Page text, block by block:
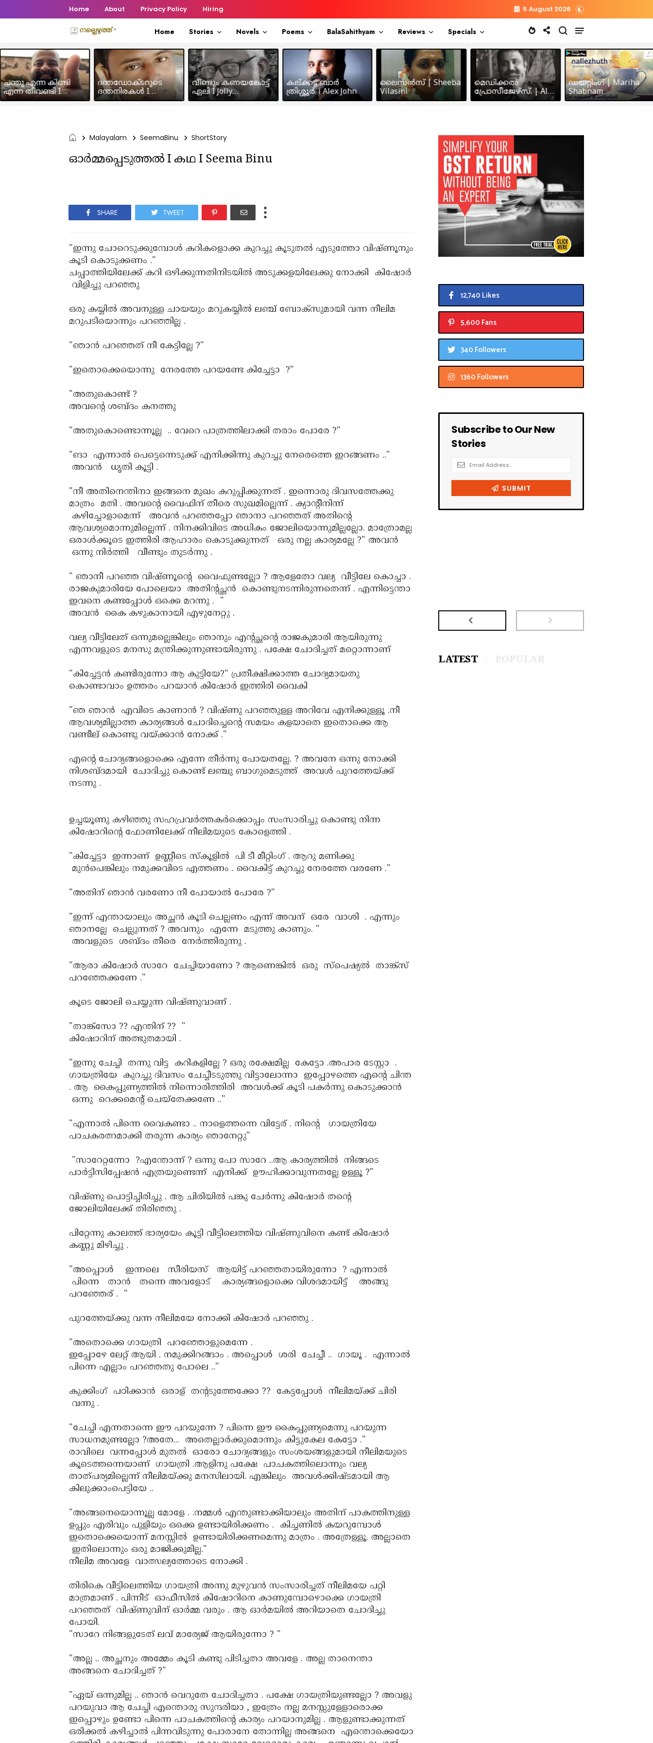
Home About Privacy Policy Hiring 5 August 2026
Home Stories Novels Poems BalaSahithyam Reviews Specials
ചന്തു എന്ന കിണ്ടി
എന്ന തീവണ്ടി I
Humour Story I Rajeev
ദന്തഡോക്ടറുടെ
ദന്തനിരകൾ I
Humour I Hussain MK
വീണ്ടും കണയങ്കോട്ട്
ഏലി I Jolly
Chakramakkil
കല്ക്കട്ട ബാർ
ത്രിശ്ശൂർ. i Alex John
ലൈസൻസ് | Sheeba
Vilasini
മെഡിക്കൽ
പ്രോസീജേഴ്സ്‌. | Alex
John
ഡയറ്റിംഗ് | Mariha
Shabnam
Malayalam SeemaBinu ShortStory
ഓർമ്മപ്പെടുത്തൽ I കഥ I Seema Binu
SHARE TWEET
"ഇന്നു ചോറെടുക്കുമ്പോൾ കറികളൊക്ക കുറച്ചു കൂടുതൽ എടുത്തോ വിഷ്ണൂനും
കൂടി കൊടുക്കണം ."
ചപ്പാത്തിയിലേക്ക് കറി ഒഴിക്കുന്നതിനിടയിൽ അടുക്കളയിലേക്കു നോക്കി കിഷോർ
വിളിച്ചു പറഞ്ഞു
ഒരു കയ്യിൽ അവനുള്ള ചായയും മറുകയ്യിൽ ലഞ്ച് ബോക്സുമായി വന്ന നീലിമ
മറുപടിയൊന്നും പറഞ്ഞില്ല .
"ഞാൻ പറഞ്ഞത് നീ കേട്ടില്ലേ ?"
"ഇതൊക്കെയൊന്നു നേരത്തേ പറയണ്ടേ കിച്ചേട്ടാ ?"
"അതുകൊണ്ട്‌ ?
അവന്റെ ശബ്ദം കനത്തു
"അതുകൊണ്ടൊന്നൂല്ല .. വേറെ പാത്രത്തിലാക്കി തരാം പോരേ ?"
"ങാ എന്നാൽ പെട്ടെന്നെടുക്ക് എനിക്കിന്നു കുറച്ചു നേരെത്തെ ഇറങ്ങണം .."
അവൻ ധൃതി കൂട്ടി .
"നീ അതിനെന്തിനാ ഇങ്ങനെ മുഖം കറുപ്പിക്കുന്നത് . ഇന്നൊരു ദിവസത്തേക്കു
മാത്രം മതി . അവന്റെ വൈഫിന് തീരെ സുഖമില്ലെന്ന് . ക്യാന്റീനിന്ന്
കഴിച്ചോളാമെന്ന് അവൻ പറഞ്ഞപ്പോ ഞാനാ പറഞ്ഞത് അതിന്റെ
ആവശ്യമൊന്നുമില്ലെന്ന് . നിനക്കിവിടെ അധികം ജോലിയൊന്നുമില്ലല്ലോ. മാത്രോമല്ല
ഒരാൾക്കൂടെ ഇത്തിരി ആഹാരം കൊടുക്കുന്നത് ഒരു നല്ല കാര്യമല്ലേ ?" അവൻ
ഒന്നു നിർത്തി വീണ്ടും തുടർന്നു .
" ഞാനീ പറഞ്ഞ വിഷ്ണൂന്റെ വൈഫുണ്ടല്ലോ ? ആളേതോ വല്യ വീട്ടിലേ കൊച്ചാ .
രാജകുമാരിയേ പോലെയാ അതിന്റച്ഛൻ കൊണ്ടുനടന്നിരുന്നതെന്ന് . എന്നിട്ടെന്താ
ഇവനെ കണ്ടപ്പോൾ ഒക്കെ മറന്നു . "
അവൻ കൈ കഴുകാനായി എഴുനേറ്റു .
വല്യ വീട്ടിലേത് ഒന്നുമല്ലെങ്കിലും ഞാനും എന്റച്ഛന്റെ രാജകുമാരി ആയിരുന്നു
എന്നവളുടെ മനസു മന്ത്രിക്കുന്നുണ്ടായിരുന്നു . പക്ഷേ ചോദിച്ചത് മറ്റൊന്നാണ്
"കിച്ചേട്ടൻ കണ്ടിരുന്നോ ആ കുട്ടിയേ?" പ്രതീക്ഷിക്കാത്ത ചോദ്യമായതു
കൊണ്ടാവാം ഉത്തരം പറയാൻ കിഷോർ ഇത്തിരി വൈകി
"ഞ ഞാൻ എവിടെ കാണാൻ ? വിഷ്ണു പറഞ്ഞുള്ള അറിവേ എനിക്കുള്ളൂ .നീ
ആവശ്യമില്ലാത്ത കാര്യങ്ങൾ ചോദിച്ചെന്റെ സമയം കളയാതെ ഇതൊക്കെ ആ
വണ്ടീല് കൊണ്ടു വയ്ക്കാൻ നോക്ക് ."
എന്റെ ചോദ്യങ്ങളൊക്കെ എന്നേ തീർന്നു പോയതല്ലേ. ? അവനേ ഒന്നു നോക്കി
നിശബ്ദമായി ചോദിച്ചു കൊണ്ട് ലഞ്ചു ബാഗുമെടുത്ത്‌ അവൾ പുറത്തേയ്ക്ക്
നടന്നു .
ഉച്ചയൂണു കഴിഞ്ഞു സഹപ്രവർത്തകർക്കൊപ്പം സംസാരിച്ചു കൊണ്ടു നിന്ന
കിഷോറിന്റെ ഫോണിലേക്ക് നീലിമയുടെ കോളെത്തി .
"കിച്ചേട്ടാ ഇന്നാണ് ഉണ്ണീടെ സ്കൂളിൽ പി ടീ മീറ്റിംഗ് . ആറു മണിക്കു
മുൻപെങ്കിലും നമുക്കവിടെ എത്തണം . വൈകിട്ട് കുറച്ചു നേരത്തേ വരണേ ."
"അതിന് ഞാൻ വരണോ നീ പോയാൽ പോരേ ?"
"ഇന്ന് എന്തായാലും അച്ഛൻ കൂടി ചെല്ലണം എന്ന് അവന് ഒരേ വാശി . എന്നും
ഞാനല്ലേ ചെല്ലുന്നത് ? അവനും എന്നേ മടുത്തു കാണും. "
അവളുടെ ശബ്ദം തീരെ നേർത്തിരുന്നു .
"ആരാ കിഷോർ സാറേ ചേച്ചിയാണോ ? ആണെങ്കിൽ ഒരു സ്പെഷ്യൽ താങ്ക്സ്
പറഞ്ഞേക്കണേ ."
കൂടെ ജോലി ചെയ്യുന്ന വിഷ്ണുവാണ് .
"താങ്ക്‌സോ ?? എന്തിന് ?? "
കിഷോറിന് അത്ഭുതമായി .
"ഇന്നു ചേച്ചി തന്നു വിട്ട കറികളില്ലേ ? ഒരു രക്ഷേമില്ല കേട്ടോ .അപാര ടേസ്റ്റാ .
ഗായത്രിയേ കുറച്ചു ദിവസം ചേച്ചീടടുത്തു വിട്ടാലോന്നാ ഇപ്പോഴത്തെ എന്റെ ചിന്ത
. ആ കൈപ്പുണ്യത്തിൽ നിന്നൊരിത്തിരി അവൾക്ക് കൂടി പകർന്നു കൊടുക്കാൻ
ഒന്നു റെക്കമെന്റ് ചെയ്തേക്കണേ .."
"എന്നാൽ പിന്നെ വൈകണ്ടാ .. നാളെത്തന്നെ വിട്ടേര് . നിന്റെ ഗായത്രിയേ
പാചകരത്നമാക്കി തരുന്ന കാര്യം ഞാനേറ്റു"
"സാറേറ്റന്നോ ?എന്തോന്ന് ? ഒന്നു പോ സാറേ ..ആ കാര്യത്തിൽ നിങ്ങടെ
പാർട്ടിസിപ്പേഷൻ എത്രയുണ്ടെന്ന് എനിക്ക്‌ ഊഹിക്കാവുന്നതല്ലേ ഉള്ളൂ ?"
വിഷ്ണു പൊട്ടിച്ചിരിച്ചു . ആ ചിരിയിൽ പങ്കു ചേർന്നു കിഷോർ തന്റെ
ജോലിയിലേക്ക് തിരിഞ്ഞു .
പിറ്റേന്നു കാലത്ത് ഭാര്യയേം കൂട്ടി വീട്ടിലെത്തിയ വിഷ്ണുവിനെ കണ്ട് കിഷോർ
കണ്ണു മിഴിച്ചു .
"അപ്പൊൾ ഇന്നലെ സീരിയസ് ആയിട്ട് പറഞ്ഞതായിരുന്നോ ? എന്നാൽ
പിന്നെ താൻ തന്നെ അവളോട് കാര്യങ്ങളൊക്കെ വിശദമായിട്ട് അങ്ങു
പറഞ്ഞേര് . "
പുറത്തേയ്ക്കു വന്ന നീലിമയേ നോക്കി കിഷോർ പറഞ്ഞു .
"അതൊക്കെ ഗായത്രി പറഞ്ഞോളുമെന്നേ .
ഇപ്പോഴേ ലേറ്റ് ആയി . നമുക്കിറങ്ങാം . അപ്പൊൾ ശരി ചേച്ചീ .. ഗായൂ . എന്നാൽ
പിന്നെ എല്ലാം പറഞ്ഞതു പോലെ .."
കുക്കിംഗ് പഠിക്കാൻ ഒരാള് തന്റടുത്തേക്കോ ?? കേട്ടപ്പോൾ നീലിമയ്ക്ക് ചിരി
വന്നു .
"ചേച്ചി എന്നതാന്നെ ഈ പറയുന്നേ ? പിന്നെ ഈ കൈപ്പുണ്യമെന്നു പറയുന്ന
സാധനമുണ്ടല്ലോ ?അതേ... അതെല്ലാർക്കുമൊന്നും കിട്ടുകേല കേട്ടോ ."
രാവിലെ വന്നപ്പോൾ മുതൽ ഓരോ ചോദ്യങ്ങളും സംശയങ്ങളുമായി നീലിമയുടെ
കൂടെത്തന്നെയാണ് ഗായത്രി .ആളിനു പക്ഷേ പാചകത്തിലൊന്നും വല്യ
താത്പര്യമില്ലെന്ന് നീലിമയ്ക്കു മനസിലായി. എങ്കിലും അവൾക്കിഷ്ടമായി ആ
കിലുക്കാംപെട്ടിയേ ..
"അങ്ങനെയൊന്നൂല്ല മോളേ . .നമ്മൾ എന്തുണ്ടാക്കിയാലും അതിന് പാകത്തിനുള്ള
ഉപ്പും എരിവും പുളിയും ഒക്കെ ഉണ്ടായിരിക്കണം . കിച്ചണിൽ കയറുമ്പോൾ
ഇതൊക്കെയൊന്ന് മനസ്സിൽ ഉണ്ടായിരിക്കണമെന്നു മാത്രം . അത്രേള്ളൂ. അല്ലാതെ
ഇതിലൊന്നും ഒരു മാജിക്കുമില്ല."
നീലിമ അവളേ വാത്സല്യത്തോടെ നോക്കി .
തിരികെ വീട്ടിലെത്തിയ ഗായത്രി അന്നു മുഴുവൻ സംസാരിച്ചത് നീലിമയേ പറ്റി
മാത്രമാണ് . പിന്നീട് ഓഫീസിൽ കിഷോറിനെ കാണുമ്പോഴൊക്കെ ഗായത്രി
പറഞ്ഞത് വിഷ്ണുവിന് ഓർമ്മ വരും . ആ ഓർമയിൽ അറിയാതെ ചോദിച്ചു
പോയി.
"സാറേ നിങ്ങളുടേത് ലവ് മാര്യേജ് ആയിരുന്നോ ? "
"അല്ല .. അച്ഛനും അമ്മേം കൂടി കണ്ടു പിടിച്ചതാ അവളേ . അല്ല താനെന്താ
അങ്ങനെ ചോദിച്ചത് ?"
"ഏയ് ഒന്നുമില്ല .. ഞാൻ വെറുതേ ചോദിച്ചതാ . പക്ഷേ ഗായത്രിയുണ്ടല്ലോ ? അവളു
പറയുവാ ആ ചേച്ചി എന്തൊരു സുന്ദരിയാ , ഇത്രേം നല്ല മനസ്സുള്ളോരൊക്ക
ഇപ്പൊഴും ഉണ്ടോ പിന്നെ പാചകത്തിന്റെ കാര്യം പറയാനുമില്ല . ആളുണ്ടാക്കുന്നത്
ഒരിക്കൽ കഴിച്ചാൽ പിന്നവിടുന്നു പോരാനേ തോന്നില്ല അങ്ങനെ എന്തൊക്കെയോ
12,740 Likes
5,600 Fans
340 Followers
1360 Followers
LATEST